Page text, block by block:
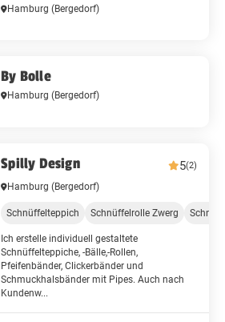
Hamburg(Bergedorf)
By Bolle
Hamburg(Bergedorf)
Spilly Design 5(2)
Hamburg(Bergedorf)
Schnüffelteppich Schnüffelrolle Zwerg
Ich erstelle individuell gestaltete
Schnüffelteppiche, -Bälle,-Rollen,
Pfeifenbänder, Clickerbänder und
Schmuckhalsbänder mit Pipes. Auch nach
Kundenw...